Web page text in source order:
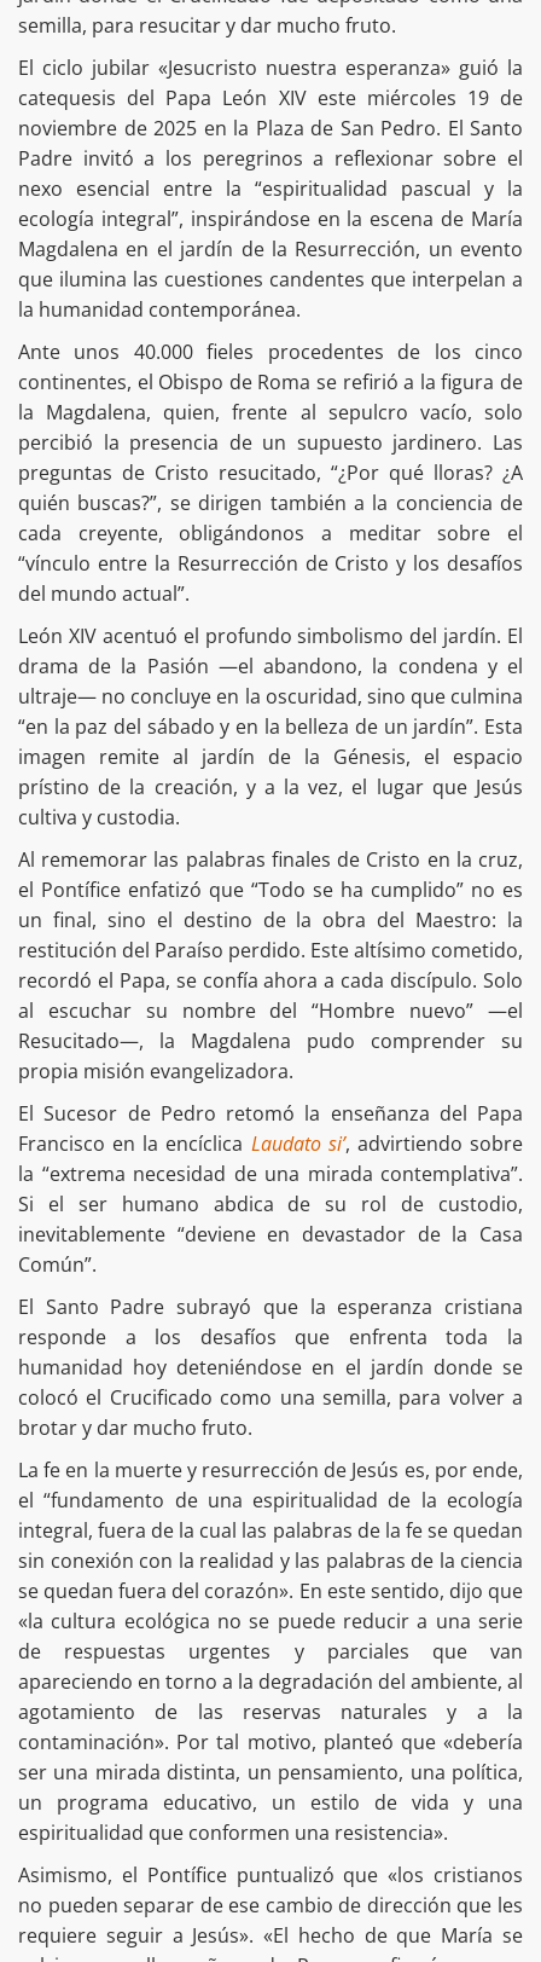
semilla, para resucitar y dar mucho fruto.
El ciclo jubilar «Jesucristo nuestra esperanza» guió la
catequesis del Papa León XIV este miércoles 19 de
noviembre de 2025 en la Plaza de San Pedro. El Santo
Padre invitó a los peregrinos a reflexionar sobre el
nexo esencial entre la “espiritualidad pascual y la
ecología integral”, inspirándose en la escena de María
Magdalena en el jardín de la Resurrección, un evento
que ilumina las cuestiones candentes que interpelan a
la humanidad contemporánea.
Ante unos 40.000 fieles procedentes de los cinco
continentes, el Obispo de Roma se refirió a la figura de
la Magdalena, quien, frente al sepulcro vacío, solo
percibió la presencia de un supuesto jardinero. Las
preguntas de Cristo resucitado, “¿Por qué lloras? ¿A
quién buscas?”, se dirigen también a la conciencia de
cada creyente, obligándonos a meditar sobre el
“vínculo entre la Resurrección de Cristo y los desafíos
del mundo actual”.
León XIV acentuó el profundo simbolismo del jardín. El
drama de la Pasión —el abandono, la condena y el
ultraje— no concluye en la oscuridad, sino que culmina
“en la paz del sábado y en la belleza de un jardín”. Esta
imagen remite al jardín de la Génesis, el espacio
prístino de la creación, y a la vez, el lugar que Jesús
cultiva y custodia.
Al rememorar las palabras finales de Cristo en la cruz,
el Pontífice enfatizó que “Todo se ha cumplido” no es
un final, sino el destino de la obra del Maestro: la
restitución del Paraíso perdido. Este altísimo cometido,
recordó el Papa, se confía ahora a cada discípulo. Solo
al escuchar su nombre del “Hombre nuevo” —el
Resucitado—, la Magdalena pudo comprender su
propia misión evangelizadora.
El Sucesor de Pedro retomó la enseñanza del Papa
Francisco en la encíclica Laudato si’, advirtiendo sobre
la “extrema necesidad de una mirada contemplativa”.
Si el ser humano abdica de su rol de custodio,
inevitablemente “deviene en devastador de la Casa
Común”.
El Santo Padre subrayó que la esperanza cristiana
responde a los desafíos que enfrenta toda la
humanidad hoy deteniéndose en el jardín donde se
colocó el Crucificado como una semilla, para volver a
brotar y dar mucho fruto.
La fe en la muerte y resurrección de Jesús es, por ende,
el “fundamento de una espiritualidad de la ecología
integral, fuera de la cual las palabras de la fe se quedan
sin conexión con la realidad y las palabras de la ciencia
se quedan fuera del corazón». En este sentido, dijo que
«la cultura ecológica no se puede reducir a una serie
de respuestas urgentes y parciales que van
apareciendo en torno a la degradación del ambiente, al
agotamiento de las reservas naturales y a la
contaminación». Por tal motivo, planteó que «debería
ser una mirada distinta, un pensamiento, una política,
un programa educativo, un estilo de vida y una
espiritualidad que conformen una resistencia».
Asimismo, el Pontífice puntualizó que «los cristianos
no pueden separar de ese cambio de dirección que les
requiere seguir a Jesús». «El hecho de que María se